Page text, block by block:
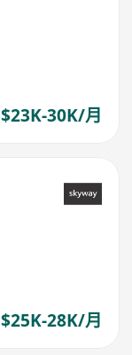
$23K-30K/月
$25K-28K/月